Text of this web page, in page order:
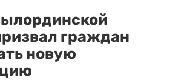
граждан
новую